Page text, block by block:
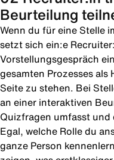
Beurteilung
Wenn du für eine Stelle
setzt sich ein:e
Vorstellungsgespräch
gesamten Prozesses
Seite zu stehen. Bei
an einer interaktiven
Quizfragen umfasst und
Egal, welche Rolle du
ganze Person